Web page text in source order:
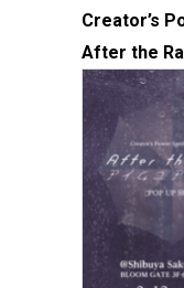
Creator’s
After the